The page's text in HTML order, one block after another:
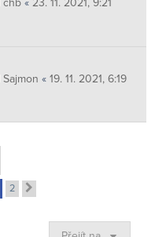
Sajmon « 19. 11. 2021, 6:19
2